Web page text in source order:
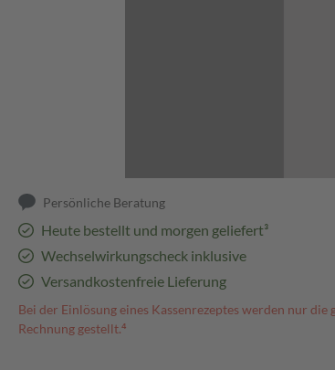
Persönliche Beratung
Heute bestellt und morgen geliefert³
Wechselwirkungscheck inklusive
Versandkostenfreie Lieferung
Bei der Einlösung eines Kassenrezeptes werden nur
Rechnung gestellt.⁴